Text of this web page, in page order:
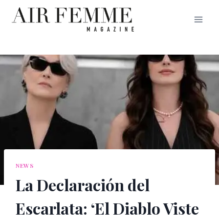
Saltar
NEWS
La Declaración del
Escarlata: ‘El Diablo Viste